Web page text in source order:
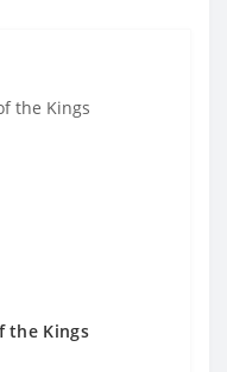
the Kings